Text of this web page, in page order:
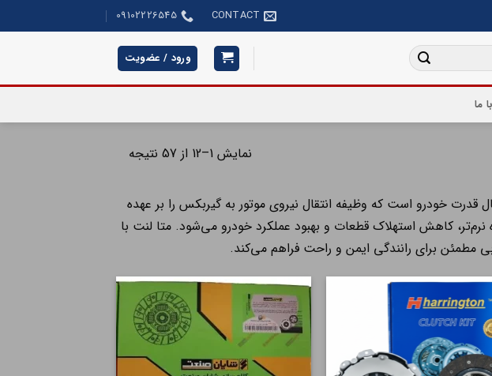
CONTACT
09102226545
ورود / عضویت
ما
نمایش 1–12 از 57 نتیجه
خودرو است که وظیفه انتقال نیروی موتور به گیربکس را بر عهده
کاهش استهلاک قطعات و بهبود عملکرد خودرو می‌شود. متا لنت با
مطمئن برای رانندگی ایمن و راحت فراهم می‌کند.